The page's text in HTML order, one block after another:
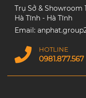
Trụ Sở & Showroom
Hà Tĩnh - Hà Tĩnh
Email:
HOTLINE